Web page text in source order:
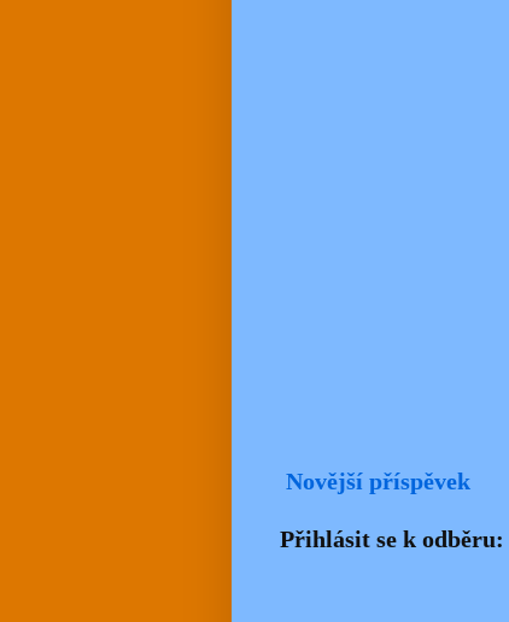
Novější příspěvek
Přihlásit se k odběru: